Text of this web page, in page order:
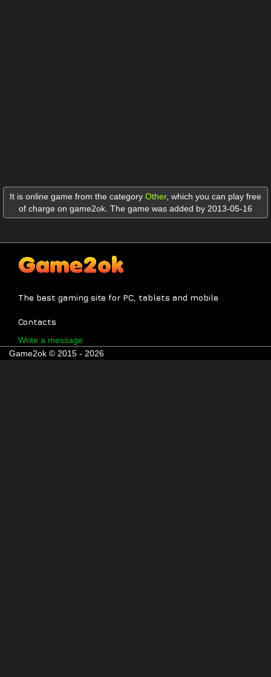
It is online game from the category Other, which you can play free
of charge on game2ok. The game was added by 2013-05-16
The best gaming site for PC, tablets and mobile
Contacts
Write a message
Game2ok © 2015 - 2026